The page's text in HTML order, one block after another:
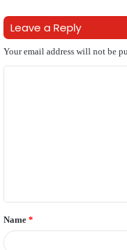
Leave a Reply
Your email address will not be
t
*
Name *